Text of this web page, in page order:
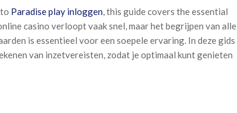
Paradise play inloggen, this guide covers the essential
casino verloopt vaak snel, maar het begrijpen van alle
is essentieel voor een soepele ervaring. In deze gids
van inzetvereisten, zodat je optimaal kunt genieten